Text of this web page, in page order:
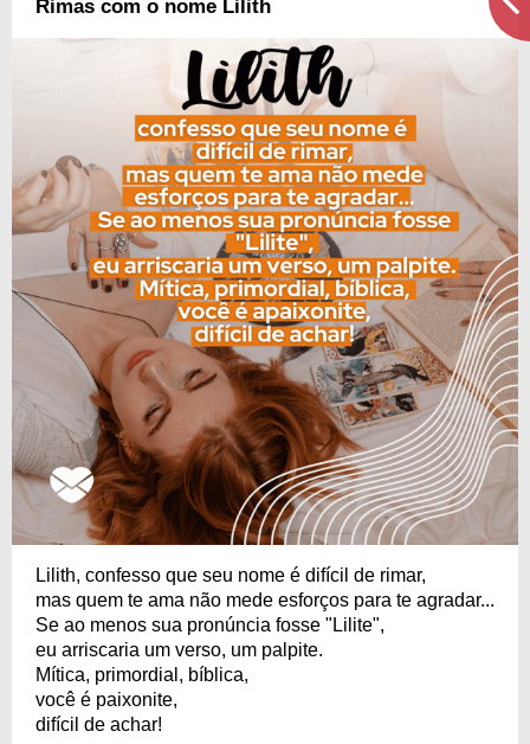
Rimas com o nome Lilith
Lilith, confesso que seu nome é difícil de rimar,
mas quem te ama não mede esforços para te agradar...
Se ao menos sua pronúncia fosse "Lilite",
eu arriscaria um verso, um palpite.
Mítica, primordial, bíblica,
você é paixonite,
difícil de achar!